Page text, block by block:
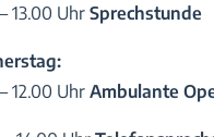
13.00 UhrSprechstunde
12.00 UhrAmbulante